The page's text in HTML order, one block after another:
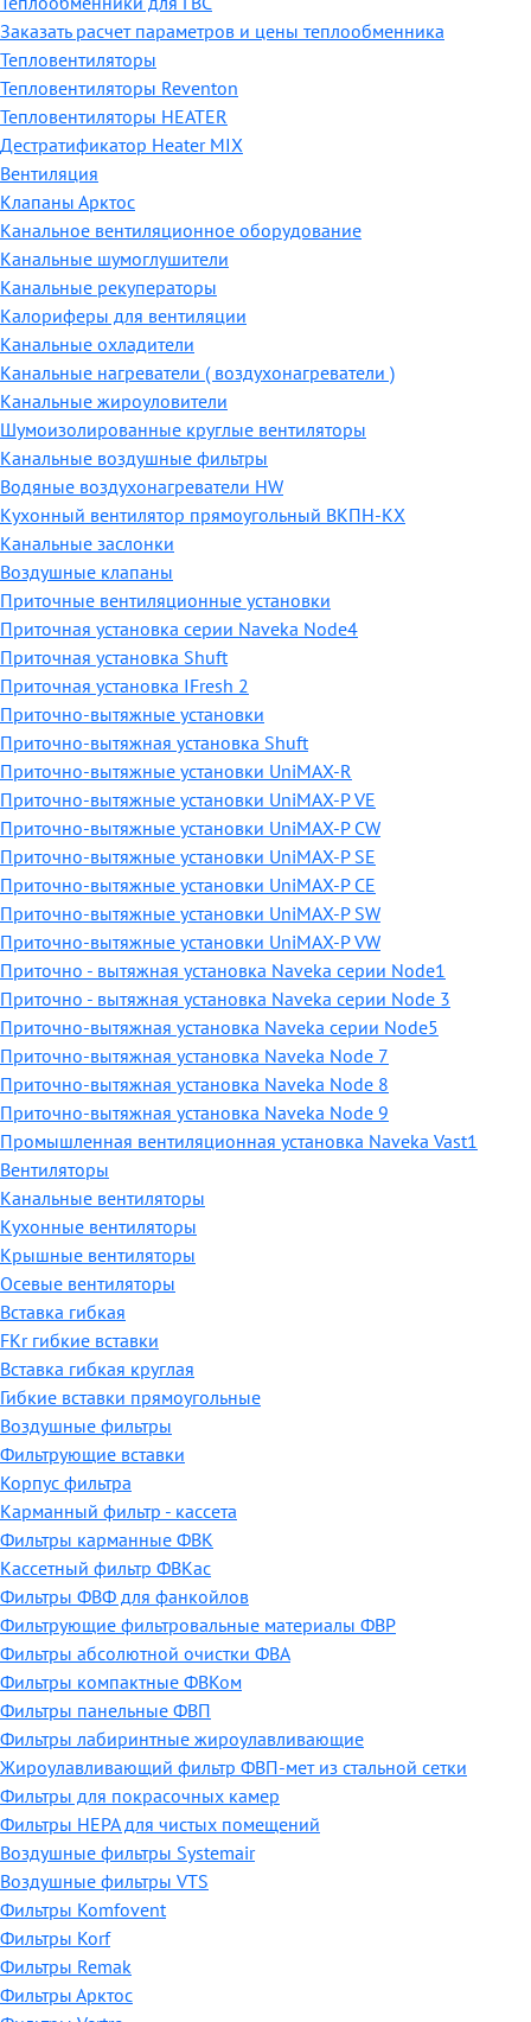
Заказать расчет параметров и цены теплообменника
Тепловентиляторы
Тепловентиляторы Reventon
Тепловентиляторы HEATER
Дестратификатор Heater MIX
Вентиляция
Клапаны Арктос
Канальное вентиляционное оборудование
Канальные шумоглушители
Канальные рекуператоры
Калориферы для вентиляции
Канальные охладители
Канальные нагреватели ( воздухонагреватели )
Канальные жироуловители
Шумоизолированные круглые вентиляторы
Канальные воздушные фильтры
Водяные воздухонагреватели HW
Кухонный вентилятор прямоугольный ВКПН-КХ
Канальные заслонки
Воздушные клапаны
Приточные вентиляционные установки
Приточная установка серии Naveka Node4
Приточная установка Shuft
Приточная установка IFresh 2
Приточно-вытяжные установки
Приточно-вытяжная установка Shuft
Приточно-вытяжные установки UniMAX-R
Приточно-вытяжные установки UniMAX-P VE
Приточно-вытяжные установки UniMAX-P CW
Приточно-вытяжные установки UniMAX-P SE
Приточно-вытяжные установки UniMAX-P CE
Приточно-вытяжные установки UniMAX-P SW
Приточно-вытяжные установки UniMAX-P VW
Приточно - вытяжная установка Naveka серии Node1
Приточно - вытяжная установка Naveka серии Node 3
Приточно-вытяжная установка Naveka серии Node5
Приточно-вытяжная установка Naveka Node 7
Приточно-вытяжная установка Naveka Node 8
Приточно-вытяжная установка Naveka Node 9
Промышленная вентиляционная установка Naveka Vast1
Вентиляторы
Канальные вентиляторы
Кухонные вентиляторы
Крышные вентиляторы
Осевые вентиляторы
Вставка гибкая
FKr гибкие вставки
Вставка гибкая круглая
Гибкие вставки прямоугольные
Воздушные фильтры
Фильтрующие вставки
Корпус фильтра
Карманный фильтр - кассета
Фильтры карманные ФВК
Кассетный фильтр ФВКас
Фильтры ФВФ для фанкойлов
Фильтрующие фильтровальные материалы ФВР
Фильтры абсолютной очистки ФВА
Фильтры компактные ФВКом
Фильтры панельные ФВП
Фильтры лабиринтные жироулавливающие
Жироулавливающий фильтр ФВП-мет из стальной сетки
Фильтры для покрасочных камер
Фильтры HEPA для чистых помещений
Воздушные фильтры Systemair
Воздушные фильтры VTS
Фильтры Komfovent
Фильтры Korf
Фильтры Remak
Фильтры Арктос